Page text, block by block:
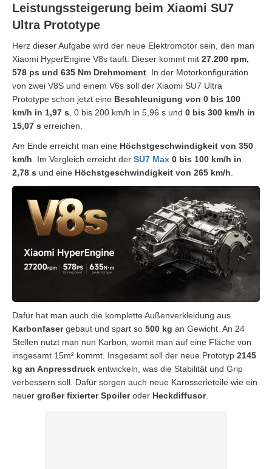
Leistungssteigerung beim Xiaomi SU7
Ultra Prototype
Herz dieser Aufgabe wird der neue Elektromotor sein, den man
Xiaomi HyperEngine V8s tauft. Dieser kommt mit 27.200 rpm,
578 ps und 635 Nm Drehmoment . In der Motorkonfiguration
von zwei V8S und einem V6s soll der Xiaomi SU7 Ultra
Prototype schon jetzt eine Beschleunigung von 0 bis 100
km/h in 1,97 s , 0 bis 200 km/h in 5,96 s und 0 bis 300 km/h in
15,07 s erreichen.
Am Ende erreicht man eine Höchstgeschwindigkeit von 350
km/h . Im Vergleich erreicht der SU7 Max 0 bis 100 km/h in
2,78 s und eine Höchstgeschwindigkeit von 265 km/h
Dafür hat man auch die komplette Außenverkleidung aus
Karbonfasergebaut und spart so 500 kg an Gewicht. An 24
Stellen nutzt man nun Karbon, womit man auf eine Fläche von
insgesamt 15m² kommt. Insgesamt soll der neue Prototyp 2145
kg an Anpressdruck entwickeln, was die Stabilität und Grip
verbessern soll. Dafür sorgen auch neue Karosserieteile wie ein
neuer großer fixierter Spoileroder Heckdiffusor.